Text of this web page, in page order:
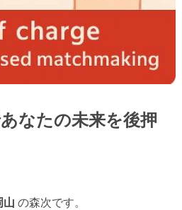
なたの未来を後押
山 の森次です。